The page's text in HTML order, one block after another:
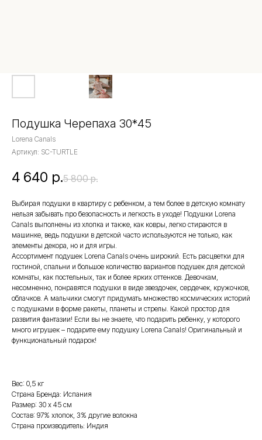
Подушка Черепаха 30*45
Lorena Canals
Артикул: SC-TURTLE
4 640 р.5 800 р.
Выбирая подушки в квартиру с ребенком, а тем более в детскую комнату
нельзя забывать про безопасность и легкость в уходе! Подушки Lorena
Canals выполнены из хлопка и также, как ковры, легко стираются в
машинке, ведь подушки в детской часто используются не только, как
элементы декора, но и для игры.
Ассортимент подушек Lorena Canals очень широкий. Есть расцветки для
гостиной, спальни и большое количество вариантов подушек для детской
комнаты, как постельных, так и более ярких оттенков. Девочкам,
несомненно, понравятся подушки в виде звездочек, сердечек, кружочков,
облачков. А мальчики смогут придумать множество космических историй
с подушками в форме ракеты, планеты и стрелы. Какой простор для
развития фантазии! Если вы не знаете, что подарить ребенку, у которого
много игрушек – подарите ему подушку Lorena Canals! Оригинальный и
функциональный подарок!
Вес: 0,5 кг
Страна Бренда: Испания
Размер: 30 х 45 см
Состав: 97% хлопок, 3% другие волокна
Страна производитель: Индия